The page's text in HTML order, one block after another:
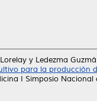
y Ledezma
para la producción
I Simposio